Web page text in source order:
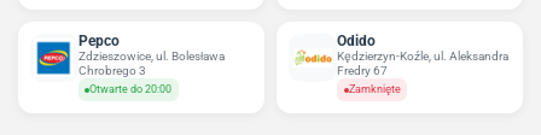
Pepco
Zdzieszowice, ul. Bolesława
Chrobrego 3
Otwarte do 20:00
Odido
Kędzierzyn-Koźle, ul. Aleksandra
Fredry 67
Zamknięte